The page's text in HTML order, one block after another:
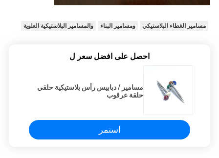
مسامير الغطاء البلاستيكي ومسامير البناء والمسامير البلاستيكية العلوية
احصل على افضل سعر ل
مسامير / دبابيس رأس بلاستيكية حلقي
حلقة عرقوب
استمر